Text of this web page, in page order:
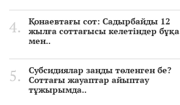
Қонаевтағы сот: Садырбайды 12
жылға соттағысы келетіндер бұқа
мен..
Субсидиялар заңды төленген бе?
Соттағы жауаптар айыптау
тұжырымда..